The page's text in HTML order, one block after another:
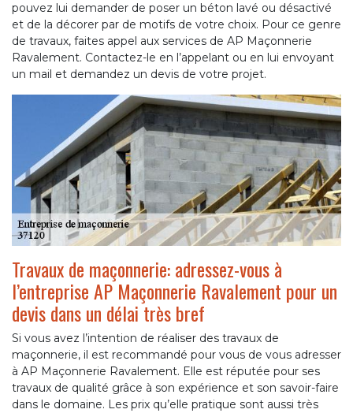
pouvez lui demander de poser un béton lavé ou désactivé
et de la décorer par de motifs de votre choix. Pour ce genre
de travaux, faites appel aux services de AP Maçonnerie
Ravalement. Contactez-le en l’appelant ou en lui envoyant
un mail et demandez un devis de votre projet.
Travaux de maçonnerie: adressez-vous à
l’entreprise AP Maçonnerie Ravalement pour un
devis dans un délai très bref
Si vous avez l’intention de réaliser des travaux de
maçonnerie, il est recommandé pour vous de vous adresser
à AP Maçonnerie Ravalement. Elle est réputée pour ses
travaux de qualité grâce à son expérience et son savoir-faire
dans le domaine. Les prix qu’elle pratique sont aussi très